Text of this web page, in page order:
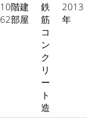
10階建
62部屋
鉄
筋
コ
ン
ク
リ
ー
ト
造
2013
年